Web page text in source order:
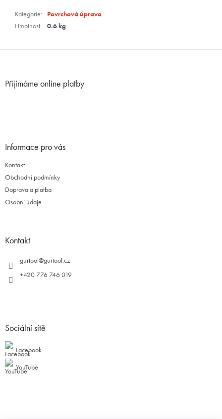
Kategorie:
Povrchová úprava
Hmotnost: 0.6 kg
Přijímáme online platby
Informace pro vás
Kontakt
Obchodní podmínky
Doprava a platba
Osobní údaje
Kontakt
gurtool@gurtool.cz
+420 776 746 019
Sociální sítě
Facebook
YouTube